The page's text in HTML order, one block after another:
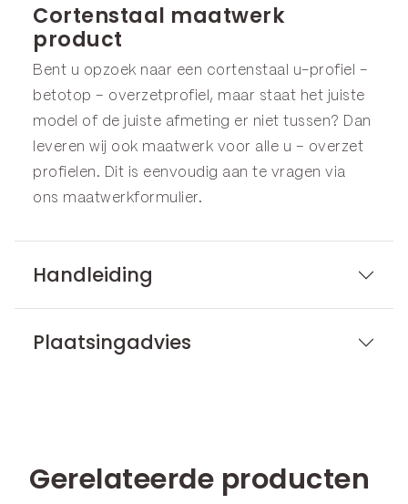
Cortenstaal maatwerk
product
Bent u opzoek naar een cortenstaal u-profiel –
betotop – overzetprofiel, maar staat het juiste
model of de juiste afmeting er niet tussen? Dan
leveren wij ook maatwerk voor alle u – overzet
profielen. Dit is eenvoudig aan te vragen via
ons maatwerkformulier.
Handleiding
Plaatsingadvies
Gerelateerde producten